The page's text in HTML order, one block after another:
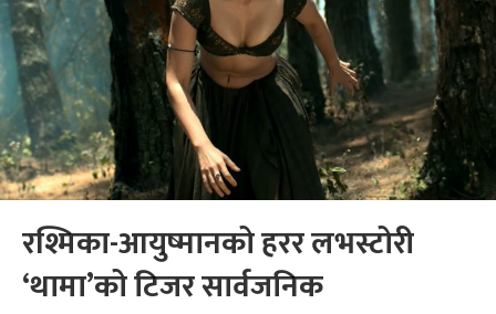
रश्मिका-आयुष्मानको हरर लभस्टोरी
‘थामा’को टिजर सार्वजनिक